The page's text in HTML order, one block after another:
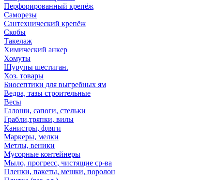
Перфорированный крепёж
Саморезы
Сантехнический крепёж
Скобы
Такелаж
Химический анкер
Хомуты
Шурупы шестиган.
Хоз. товары
Биосептики для выгребных ям
Ведра, тазы строительные
Весы
Галоши, сапоги, стельки
Грабли,тряпки, вилы
Канистры, фляги
Маркеры, мелки
Метлы, веники
Мусорные контейнеры
Мыло, прогресс, чистящие ср-ва
Пленки, пакеты, мешки, поролон